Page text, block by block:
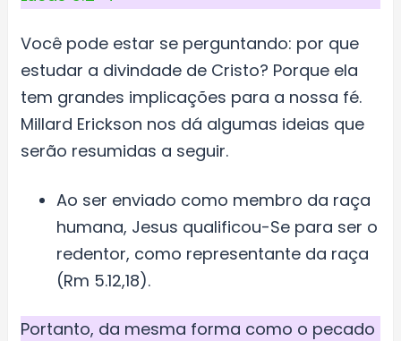
Você pode estar se perguntando: por que
estudar a divindade de Cristo? Porque ela
tem grandes implicações para a nossa fé.
Millard Erickson nos dá algumas ideias que
serão resumidas a seguir.
Ao ser enviado como membro da raça
humana, Jesus qualificou-Se para ser o
redentor, como representante da raça
(Rm 5.12,18).
Portanto, da mesma forma como o pecado